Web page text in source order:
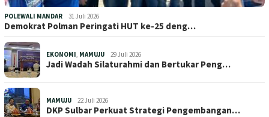
POLEWALI MANDAR 31 Juli 2026
Demokrat Polman Peringati HUT ke-25 deng…
EKONOMI, MAMUJU 29 Juli 2026
Jadi Wadah Silaturahmi dan Bertukar Peng…
MAMUJU 22 Juli 2026
DKP Sulbar Perkuat Strategi Pengembangan…